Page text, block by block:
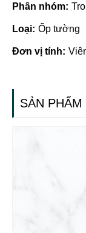
Phân nhóm:
Loại: Ốp tường
Đơn vị tính:
SẢN